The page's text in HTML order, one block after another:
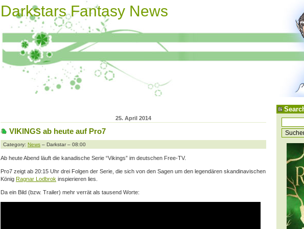
Darkstars Fantasy News
25. April 2014
VIKINGS ab heute auf Pro7
Category: News – Darkstar – 08:00
Ab heute Abend läuft die kanadische Serie “Vikings” im deutschen Free-TV.
Pro7 zeigt ab 20:15 Uhr drei Folgen der Serie, die sich von den Sagen um den legendären skandinavischen
König Ragnar Lodbrok inspierieren lies.
Da ein Bild (bzw. Trailer) mehr verrät als tausend Worte: